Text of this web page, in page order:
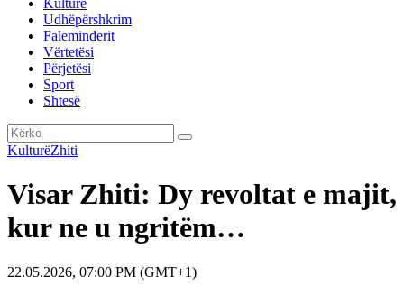
Kulturë
Udhëpërshkrim
Faleminderit
Vërtetësi
Përjetësi
Sport
Shtesë
KulturëZhiti
Visar Zhiti: Dy revoltat e majit,
kur ne u ngritëm…
22.05.2026, 07:00 PM (GMT+1)